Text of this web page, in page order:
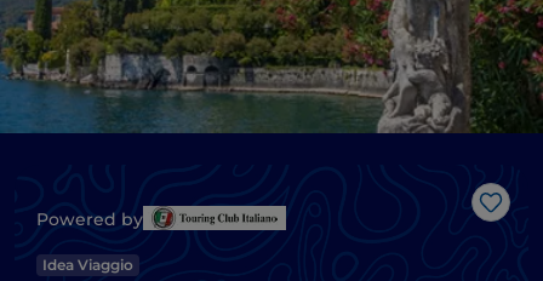
Like
Powered by
Idea Viaggio